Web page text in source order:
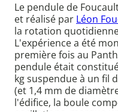
Le pendule de
et réalisé par Léon
la rotation
L'expérience a été
première fois au
pendule était
kg suspendue à un fil
(et 1,4 mm de
l'édifice, la boule